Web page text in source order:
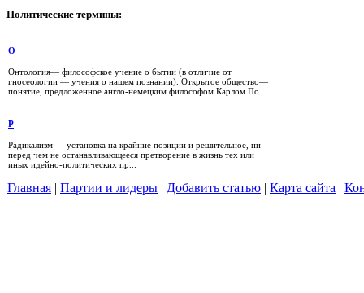
Политические термины:
О
Онтология— философское учение о бытии (в отличие от
гносеологии — учения о нашем познании). Открытое общество—
понятие, предложенное англо-немецким философом Карлом По...
Р
Радикализм — установка на крайние позиции и решительное, ни
перед чем не останавливающееся претворение в жизнь тех или
иных идейно-политических пр...
Главная | Партии и лидеры | Добавить статью | Карта сайта |